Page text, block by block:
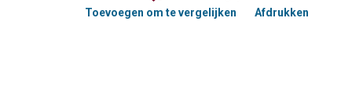
Toevoegen om te vergelijken
Afdrukken